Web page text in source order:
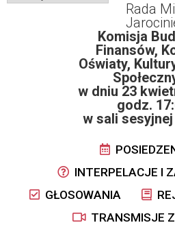
Rada
Komisja
Finansów,
Oświaty,
w dniu 23
godz.
w sali
INTERPELACJE I
GŁOSOWANIA
TRANSMISJE